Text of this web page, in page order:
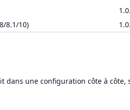
8.1/10)
dans une configuration côte à